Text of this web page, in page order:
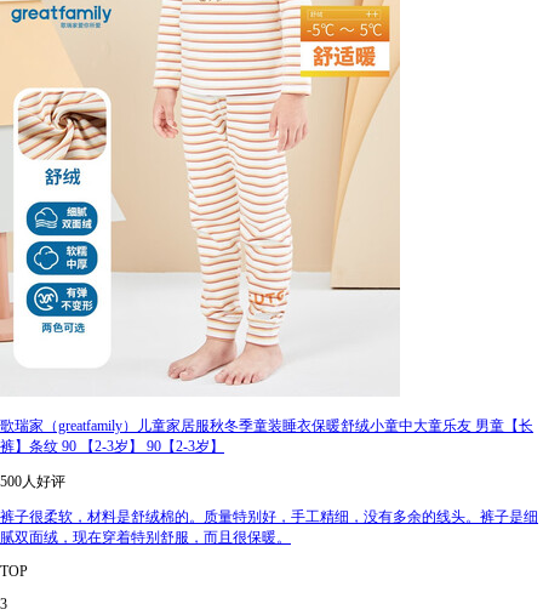
歌瑞家（greatfamily）儿童家居服秋冬季童装睡衣保暖舒绒小童中大童乐友 男童【长
裤】条纹 90 【2-3岁】 90【2-3岁】
500人好评
裤子很柔软，材料是舒绒棉的。质量特别好，手工精细，没有多余的线头。裤子是细
腻双面绒，现在穿着特别舒服，而且很保暖。
TOP
3